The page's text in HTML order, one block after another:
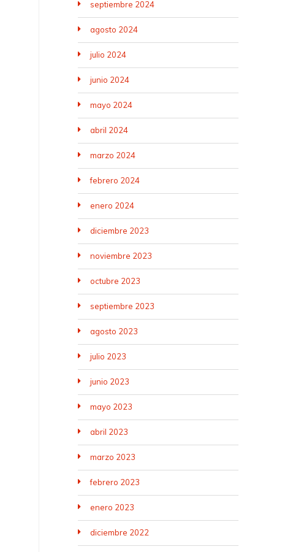
septiembre 2024
agosto 2024
julio 2024
junio 2024
mayo 2024
abril 2024
marzo 2024
febrero 2024
enero 2024
diciembre 2023
noviembre 2023
octubre 2023
septiembre 2023
agosto 2023
julio 2023
junio 2023
mayo 2023
abril 2023
marzo 2023
febrero 2023
enero 2023
diciembre 2022